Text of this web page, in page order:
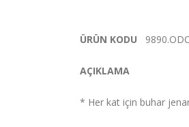
ÜRÜN KODU
AÇIKLAMA
* Her kat için buhar